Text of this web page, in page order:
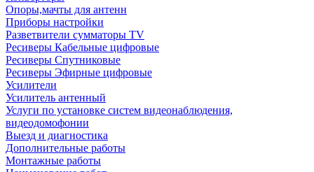
Опоры,мачты для антенн
Приборы настройки
Разветвители сумматоры TV
Ресиверы Кабельные цифровые
Ресиверы Спутниковые
Ресиверы Эфирные цифровые
Усилители
Усилитель антенный
Услуги по установке систем видеонаблюдения,
видеодомофонии
Выезд и диагностика
Дополнительные работы
Монтажные работы